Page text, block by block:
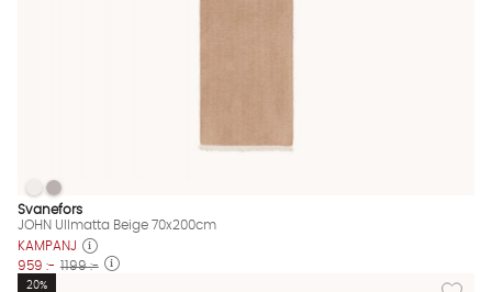
JOHN Ullmatta Beige 70x200cm Finns även i dessa färger:
JOHN Ullmatta Beige 70x200cm
JOHN Ullmatta Beige 70x200cm
Svanefors
JOHN Ullmatta Beige 70x200cm
KAMPANJ
959 :- 1199 :-
Lägg
20%